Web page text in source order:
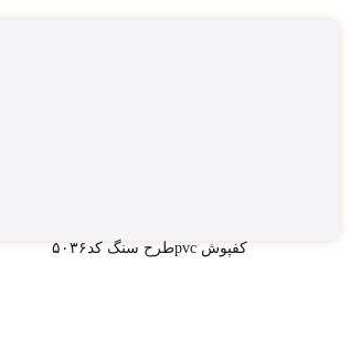
کفپوش pvcطرح سنگ کد۵۰۳۶